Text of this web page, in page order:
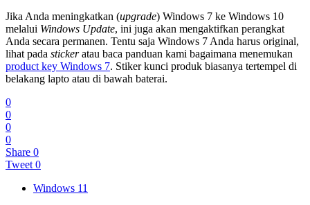
Jika Anda meningkatkan (upgrade) Windows 7 ke Windows 10
melalui Windows Update, ini juga akan mengaktifkan perangkat
Anda secara permanen. Tentu saja Windows 7 Anda harus original,
lihat pada stickeratau baca panduan kami bagaimana menemukan
product key Windows 7. Stiker kunci produk biasanya tertempel di
belakang lapto atau di bawah baterai.
0
0
0
0
Share 0
Tweet 0
Windows 11